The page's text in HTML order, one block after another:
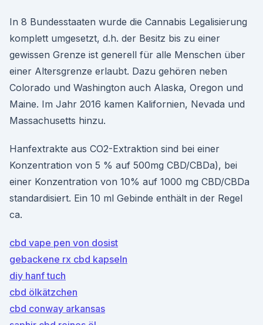
In 8 Bundesstaaten wurde die Cannabis Legalisierung
komplett umgesetzt, d.h. der Besitz bis zu einer
gewissen Grenze ist generell für alle Menschen über
einer Altersgrenze erlaubt. Dazu gehören neben
Colorado und Washington auch Alaska, Oregon und
Maine. Im Jahr 2016 kamen Kalifornien, Nevada und
Massachusetts hinzu.
Hanfextrakte aus CO2-Extraktion sind bei einer
Konzentration von 5 % auf 500mg CBD/CBDa), bei
einer Konzentration von 10% auf 1000 mg CBD/CBDa
standardisiert. Ein 10 ml Gebinde enthält in der Regel
ca.
cbd vape pen von dosist
gebackene rx cbd kapseln
diy hanf tuch
cbd ölkätzchen
cbd conway arkansas